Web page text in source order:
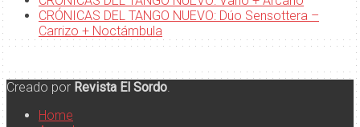
CRÓNICAS DEL TANGO NUEVO: Dúo Sensottera –
Carrizo + Noctámbula
Creado por Revista El Sordo
Home